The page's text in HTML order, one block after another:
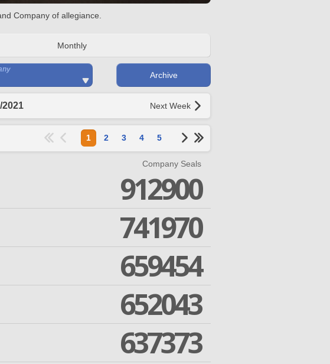
Company of allegiance.
Monthly
Archive
Next Week
1 2 3 4 5
Company Seals
912900
741970
659454
652043
637373